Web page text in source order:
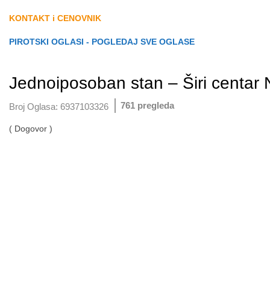
KONTAKT i CENOVNIK
PIROTSKI OGLASI - POGLEDAJ SVE OGLASE
Jednoiposoban stan – Širi centar
Broj Oglasa: 6937103326 761 pregleda
( Dogovor )